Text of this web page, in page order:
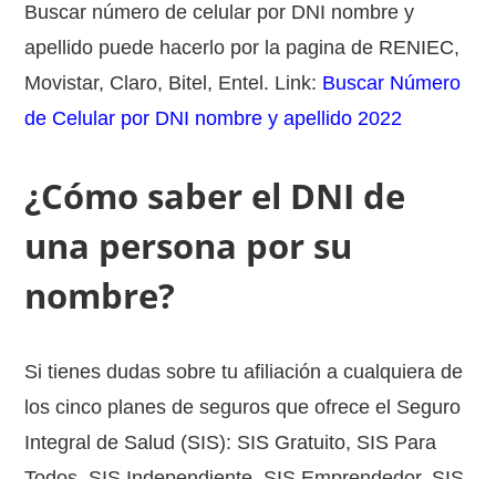
Buscar número de celular por DNI nombre y
apellido puede hacerlo por la pagina de RENIEC,
Movistar, Claro, Bitel, Entel. Link: Buscar Número
de Celular por DNI nombre y apellido 2022
¿Cómo saber el DNI de
una persona por su
nombre?
Si tienes dudas sobre tu afiliación a cualquiera de
los cinco planes de seguros que ofrece el Seguro
Integral de Salud (SIS): SIS Gratuito, SIS Para